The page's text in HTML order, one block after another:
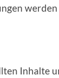
Inhalte